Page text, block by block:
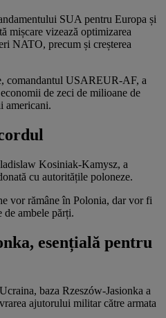
SUA pentru Europa și
mișcare vizează optimizarea
NATO, precum și creșterea
comandantul USAREUR-AF, a
de zeci de milioane de
americani.
Kosiniak-Kamysz, a
cu autoritățile poloneze.
vor rămâne în Polonia, dar vor fi
de ambele părți.
esențială pentru
baza Rzeszów-Jasionka a
ajutorului militar către armata